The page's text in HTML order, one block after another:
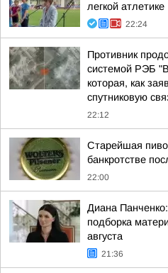
легкой атлетике
22:24
Противник
системой РЭБ
которая, как
спутниковую
22:12
Старейшая
банкротстве
22:00
Диана
подборка
августа
21:36